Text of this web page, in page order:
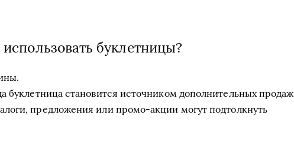
буклетницы?
буклетница становится источником дополнительных продаж
предложения или промо-акции могут подтолкнуть